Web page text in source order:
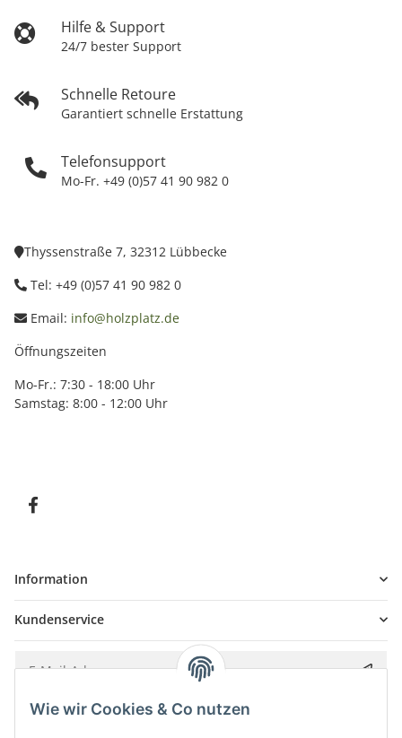
Hilfe & Support
24/7 bester Support
Schnelle Retoure
Garantiert schnelle Erstattung
Telefonsupport
Mo-Fr. +49 (0)57 41 90 982 0
Thyssenstraße 7, 32312 Lübbecke
Tel: +49 (0)57 41 90 982 0
Email: info@holzplatz.de
Öffnungszeiten
Mo-Fr.: 7:30 - 18:00 Uhr
Samstag: 8:00 - 12:00 Uhr
Information
Kundenservice
Bitte senden Sie mir entsprechend IhrerDatenschutzerklärung
Wie wir Cookies & Co nutzen